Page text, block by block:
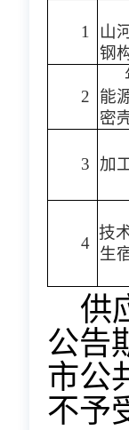
1
山
钢
2
能
密
3
加
4
技
生
供
公告
市公
不予